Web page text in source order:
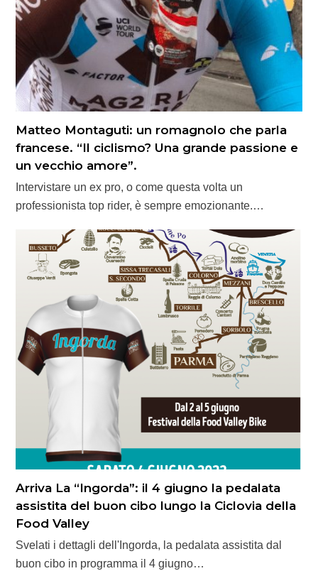
Matteo Montaguti: un romagnolo che parla
francese. “Il ciclismo? Una grande passione e
un vecchio amore”.
Intervistare un ex pro, o come questa volta un
professionista top rider, è sempre emozionante.…
Arriva La “Ingorda”: il 4 giugno la pedalata
assistita del buon cibo lungo la Ciclovia della
Food Valley
Svelati i dettagli dell'Ingorda, la pedalata assistita dal
buon cibo in programma il 4 giugno…